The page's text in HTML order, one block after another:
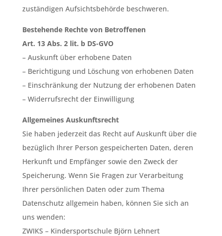
zuständigen Aufsichtsbehörde beschweren.
Bestehende Rechte von Betroffenen
Art. 13 Abs. 2 lit. b DS-GVO
– Auskunft über erhobene Daten
– Berichtigung und Löschung von erhobenen Daten
– Einschränkung der Nutzung der erhobenen Daten
– Widerrufsrecht der Einwilligung
Allgemeines Auskunftsrecht
Sie haben jederzeit das Recht auf Auskunft über die
bezüglich Ihrer Person gespeicherten Daten, deren
Herkunft und Empfänger sowie den Zweck der
Speicherung. Wenn Sie Fragen zur Verarbeitung
Ihrer persönlichen Daten oder zum Thema
Datenschutz allgemein haben, können Sie sich an
uns wenden:
ZWIKS – Kindersportschule Björn Lehnert